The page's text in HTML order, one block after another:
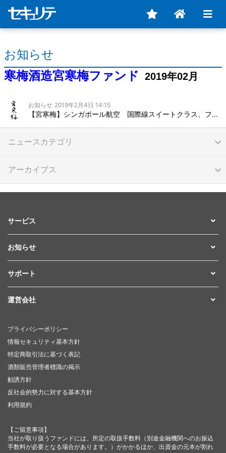
お知らせ
寒梅酒造宮寒梅ファンド
2019年02月
お知らせ 2019年2月4日 14:15
【宮寒梅】シンガポール航空 国際線スイートクラス、ファーストクラス、ビジネスクラス提供酒決定
ニュースカテゴリ
アーカイブス
サービス
お知らせ
サポート
運営会社
プライバシーポリシー
情報セキュリティ基本方針
特定商取引法に基づく表記
酒類販売管理者標識の掲示
勧誘方針
反社会的勢力に対する基本方針
利用規約
【ご留意事項】
当社が取り扱うファンドには、所定の取扱手数料（別途金融機関へのお振込
手数料が必要となる場合があります。）がかかるほか、出資金の元本が割れ